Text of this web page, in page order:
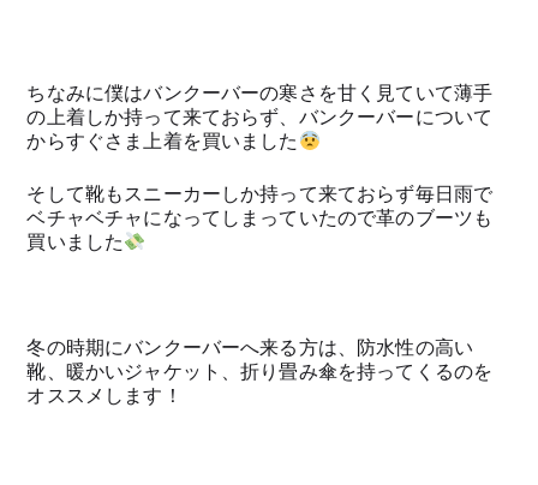
ちなみに僕はバンクーバーの寒さを甘く見ていて薄手
の上着しか持って来ておらず、バンクーバーについて
からすぐさま上着を買いました
そして靴もスニーカーしか持って来ておらず毎日雨で
ベチャベチャになってしまっていたので革のブーツも
買いました
冬の時期にバンクーバーへ来る方は、防水性の高い
靴、暖かいジャケット、折り畳み傘を持ってくるのを
オススメします！